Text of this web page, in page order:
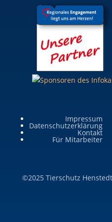
Impressum
Datenschutzerklärung
Kontakt
Für Mitarbeiter
©2025 Tierschutz